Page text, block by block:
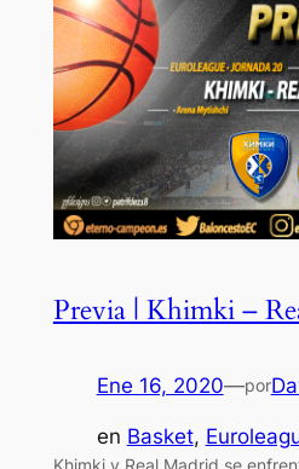
Previa | Khimki –
Ene 16, 2020—por
en Basket,